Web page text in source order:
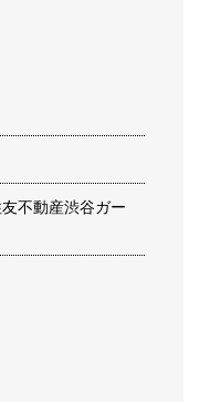
不動産渋谷ガー